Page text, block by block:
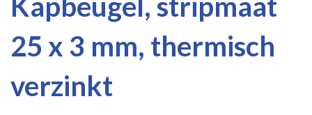
25 x 3 mm, thermisch
verzinkt
naar
einde
van
afbeeldingen-
gallerij
naar
begin
van
afbeeldingen-
gallerij